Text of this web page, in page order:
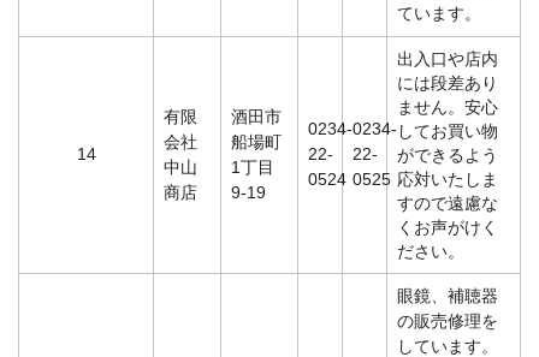
ています。
14
有限
会社
中山
商店
酒田市
船場町
1丁目
9-19
0234-
22-
0524
0234-
22-
0525
出入口や店内
には段差あり
ません。安心
してお買い物
ができるよう
応対いたしま
すので遠慮な
くお声がけく
ださい。
眼鏡、補聴器
の販売修理を
しています。